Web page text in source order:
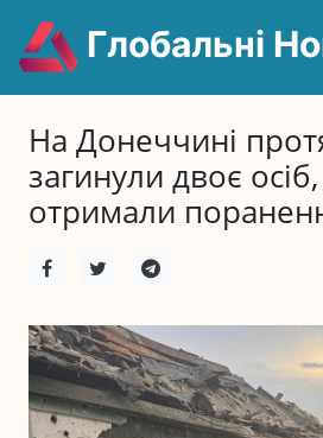
Глобальні
На Донеччині
загинули двоє
отримали